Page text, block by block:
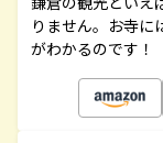
りません。お寺に
がわかるのです！